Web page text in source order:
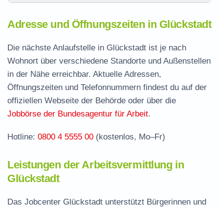
Leistungen der Arbeitsvermittlung in
Glückstadt
Termin vereinbaren und Bürgergeld beantragen
Jobcenter Steinburg – zuständige Stelle
Stellenangebote und Jobbörse in Glückstadt
Häufige Fragen rund ums Jobcenter
Adresse und Öffnungszeiten in Glückstadt
Die nächste Anlaufstelle in Glückstadt ist je nach
Wohnort über verschiedene Standorte und Außenstellen
in der Nähe erreichbar. Aktuelle Adressen,
Öffnungszeiten und Telefonnummern findest du auf der
offiziellen Webseite der Behörde oder über die
Jobbörse der Bundesagentur für Arbeit.
Hotline: 0800 4 5555 00 (kostenlos, Mo–Fr)
Leistungen der Arbeitsvermittlung in
Glückstadt
Das Jobcenter Glückstadt unterstützt Bürgerinnen und